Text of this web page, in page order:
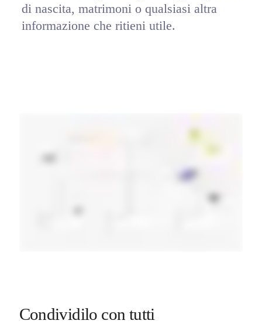
di nascita, matrimoni o qualsiasi altra
informazione che ritieni utile.
Condividilo con tutti